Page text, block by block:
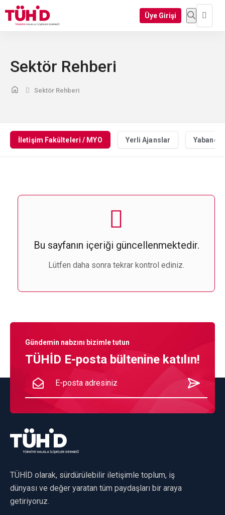
Üye Girişi
Sektör Rehberi
Sektör Rehberi
İletişim Fakülteleri / MYO Yerli Ajanslar Yabancı
Bu sayfanın içeriği güncellenmektedir.
Lütfen daha sonra tekrar kontrol ediniz.
Gündemin nabzını bizimle tutun
TÜHİD E-posta bültenine katılın!
TÜHİD olarak, sürdürülebilir iletişimle toplum, iş
dünyası ve değer yaratan tüm paydaşları bir araya
getiriyoruz.